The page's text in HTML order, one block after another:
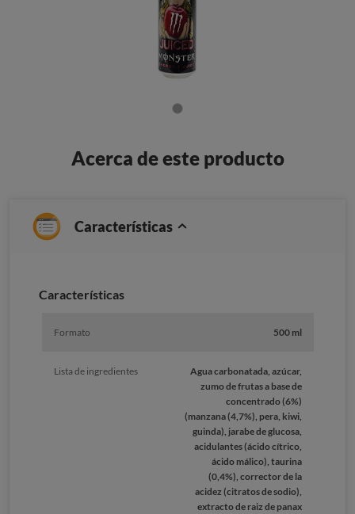
Acerca de este producto
Características
Caracterí­sticas
Formato 500 ml
Lista de ingredientes
Agua carbonatada, azúcar,
zumo de frutas a base de
concentrado (6%)
(manzana (4,7%), pera, kiwi,
guinda), jarabe de glucosa,
acidulantes (ácido cítrico,
ácido málico), taurina
(0,4%), corrector de la
acidez (citratos de sodio),
extracto de raiz de panax